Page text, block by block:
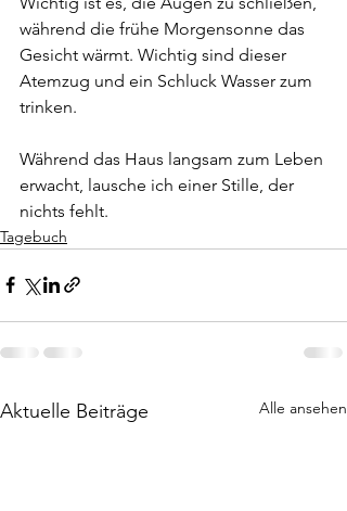
während die frühe Morgensonne das
Gesicht wärmt. Wichtig sind dieser
Atemzug und ein Schluck Wasser zum
trinken.
Während das Haus langsam zum Leben
erwacht, lausche ich einer Stille, der
nichts fehlt.
Tagebuch
Aktuelle Beiträge Alle ansehen